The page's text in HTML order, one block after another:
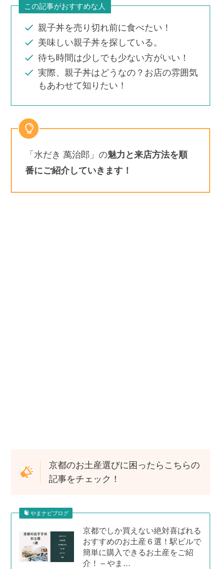
この記事がおすすめな人
親子丼を売り切れ前に食べたい！
美味しい親子丼を探している。
待ち時間は少しでも少ない方がいい！
実際、親子丼はどうなの？お店の雰囲気
もあわせて知りたい！
「水だき 萬治郎」の魅力と来店方法を順
番にご紹介していきます！
京都のお土産選びに困ったらこちらの
記事をチェック！
やまナビブログ
京都でしか買えない絶対喜ばれる
おすすめのお土産６選！駅ビルで
簡単に購入できるお土産をご紹
介！ – やま…